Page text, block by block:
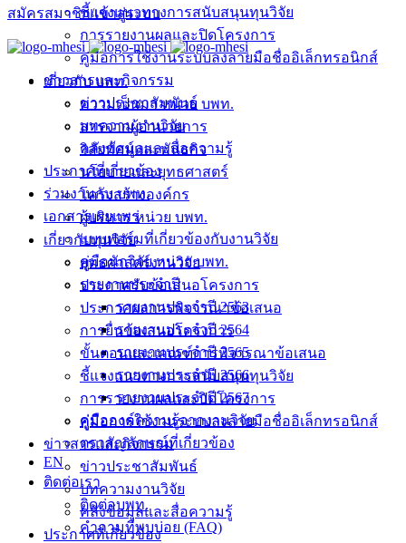
สมัครสมาชิก/เข้าสู่ระบบ
เกี่ยวกับ บพท.
ความเป็นมา หน่วย บพท.
สารจากผู้อำนวยการ
วิสัยทัศน์และพันธกิจ
นโยบายและยุทธศาสตร์
โครงสร้างองค์กร
ผู้บริหาร หน่วย บพท.
เกี่ยวกับทุนวิจัย
ยุทธศาสตร์งานวิจัย
ประกาศรับข้อเสนอโครงการ
ประกาศผลการพิจารณาข้อเสนอ
การยื่นข้อเสนอโครงการ
ขั้นตอนและเกณฑ์การพิจารณาข้อเสนอ
ชี้แจงแนวทางการสนับสนุนทุนวิจัย
การรายงานผลและปิดโครงการ
คู่มือการใช้งานระบบลงลายมือชื่ออิเล็กทรอนิกส์
ข่าวสารและกิจกรรม
ข่าวประชาสัมพันธ์
บทความงานวิจัย
คลังข้อมูลและสื่อความรู้
ประกาศที่เกี่ยวข้อง
ชี้แจงแนวทางการสนับสนุนทุนวิจัย
การรายงานผลและปิดโครงการ
คู่มือการใช้งานระบบลงลายมือชื่ออิเล็กทรอนิกส์
ข่าวสารและกิจกรรม
ข่าวประชาสัมพันธ์
บทความงานวิจัย
คลังข้อมูลและสื่อความรู้
ประกาศที่เกี่ยวข้อง
ร่วมงานกับ บพท.
เอกสารเผยแพร่
แบบฟอร์มที่เกี่ยวข้องกับงานวิจัย
คู่มือนักวิจัย หน่วย บพท.
รายงานประจำปี
รายงานประจำปี 2563
รายงานประจำปี 2564
รายงานประจำปี 2565
รายงานประจำปี 2566
รายงานประจำปี 2567
คู่มือองค์ความรู้จากงานวิจัย
ตราสัญลักษณ์ที่เกี่ยวข้อง
EN
ติดต่อเรา
ติดต่อบพท.
คำถามที่พบบ่อย (FAQ)